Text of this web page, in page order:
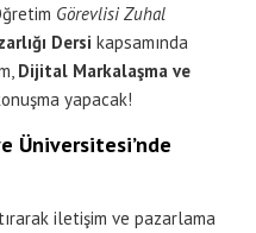
Görevlisi Zuhal
Dersi kapsamında
Dijital Markalaşma ve
yapacak!
Üniversitesi’nde
iletişim ve pazarlama